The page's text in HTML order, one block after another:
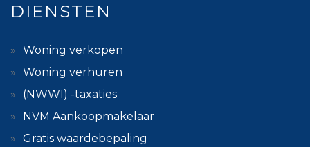
DIENSTEN
Woning verkopen
Woning verhuren
(NWWI) -taxaties
NVM Aankoopmakelaar
Gratis waardebepaling